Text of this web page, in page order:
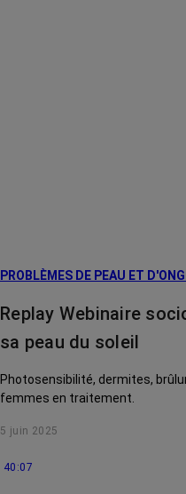
PROBLÈMES DE PEAU ET
Replay Webinaire
sa peau du soleil
Photosensibilité, dermites,
femmes en traitement.
5 juin 2025
40:07